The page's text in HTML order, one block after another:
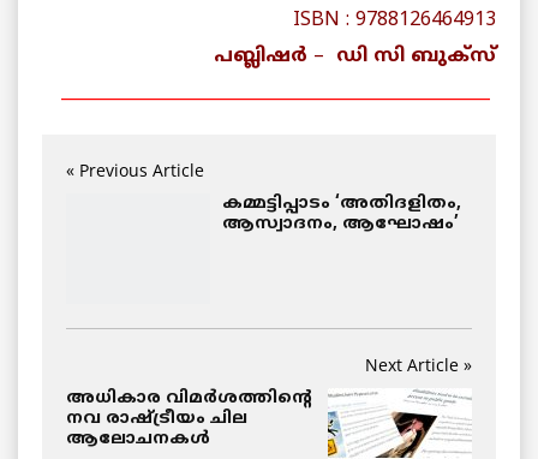
ISBN : 9788126464913
പബ്ലിഷർ – ഡി സി ബുക്‌സ്
___________________________________________________
« Previous Article
കമ്മട്ടിപ്പാടം ‘അതിദളിതം,
ആസ്വാദനം, ആഘോഷം’
Next Article »
അധികാര വിമര്‍ശത്തിന്റെ
നവ രാഷ്ട്രീയം ചില
ആലോചനകള്‍